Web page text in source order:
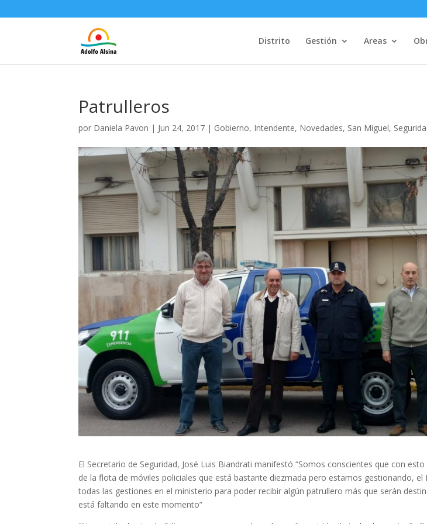
Distrito Gestión Areas
Patrulleros
por Daniela Pavon | Jun 24, 2017 | Gobierno, Intendente, Novedades, San Miguel,
El Secretario de Seguridad, José Luis Biandrati manifestó “Somos conscientes que con
de la flota de móviles policiales que está bastante diezmada pero estamos gestionando, el
todas las gestiones en el ministerio para poder recibir algún patrullero más que serán
está faltando en este momento”